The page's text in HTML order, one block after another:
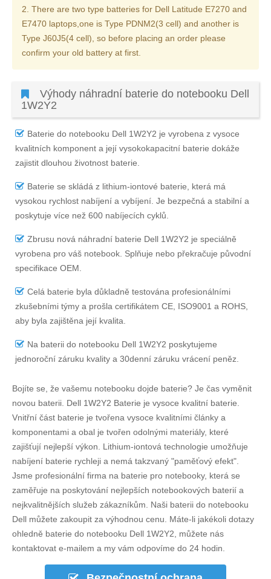
2. There are two type batteries for Dell Latitude E7270 and
E7470 laptops,one is Type PDNM2(3 cell) and another is
Type J60J5(4 cell), so before placing an order please
confirm your old battery at first.
Výhody náhradní baterie do notebooku Dell
1W2Y2
Baterie do notebooku Dell 1W2Y2 je vyrobena z vysoce
kvalitních komponent a její vysokokapacitní baterie dokáže
zajistit dlouhou životnost baterie.
Baterie se skládá z lithium-iontové baterie, která má
vysokou rychlost nabíjení a vybíjení. Je bezpečná a stabilní a
poskytuje více než 600 nabíjecích cyklů.
Zbrusu nová náhradní baterie Dell 1W2Y2 je speciálně
vyrobena pro váš notebook. Splňuje nebo překračuje původní
specifikace OEM.
Celá baterie byla důkladně testována profesionálními
zkušebními týmy a prošla certifikátem CE, ISO9001 a ROHS,
aby byla zajištěna její kvalita.
Na baterii do notebooku Dell 1W2Y2 poskytujeme
jednoroční záruku kvality a 30denní záruku vrácení peněz.
Bojíte se, že vašemu notebooku dojde baterie? Je čas vyměnit
novou baterii. Dell 1W2Y2 Baterie je vysoce kvalitní baterie.
Vnitřní část baterie je tvořena vysoce kvalitními články a
komponentami a obal je tvořen odolnými materiály, které
zajišťují nejlepší výkon. Lithium-iontová technologie umožňuje
nabíjení baterie rychleji a nemá takzvaný "paměťový efekt".
Jsme profesionální firma na baterie pro notebooky, která se
zaměřuje na poskytování nejlepších notebookových baterií a
nejkvalitnějších služeb zákazníkům. Naši baterii do notebooku
Dell můžete zakoupit za výhodnou cenu. Máte-li jakékoli dotazy
ohledně baterie do notebooku Dell 1W2Y2 , můžete nás
kontaktovat e-mailem a my vám odpovíme do 24 hodin.